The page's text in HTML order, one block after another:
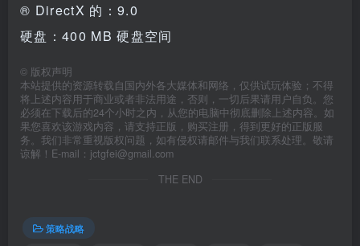
® DirectX 的：9.0
硬盘：400 MB 硬盘空间
© 版权声明
本站提供的资源转载自国内外各大媒体和网络，仅供试玩体验；不得
将上述内容用于商业或者非法用途，否则，一切后果请用户自负。您
必须在下载后的24个小时之内，从您的电脑中彻底删除上述内容。如
果您喜欢该游戏内容，请支持正版，购买注册，得到更好的正版服
务。我们非常重视版权问题，如有侵权请邮件与我们联系处理。敬请
谅解！E-mail：jctgfei@gmail.com
THE END
策略战略